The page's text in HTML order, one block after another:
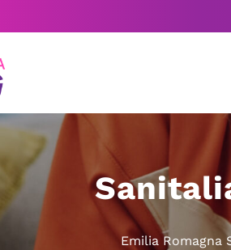
Emilia Romagna